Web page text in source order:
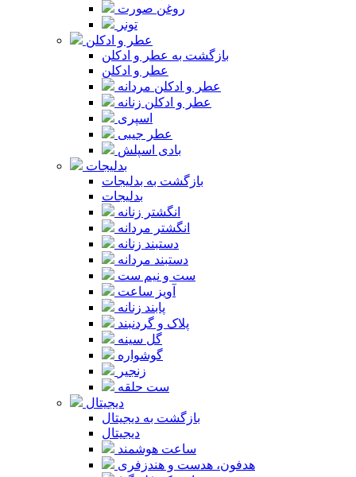
روغن صورت
تونر
عطر و ادکلن
بازگشت به عطر و ادکلن
عطر و ادکلن
عطر و ادکلن مردانه
عطر و ادکلن زنانه
اسپری
عطر جیبی
بادی اسپلش
بدلیجات
بازگشت به بدلیجات
بدلیجات
انگشتر زنانه
انگشتر مردانه
دستبند زنانه
دستبند مردانه
ست و نیم ست
آویز ساعت
پابند زنانه
پلاک و گردنبند
گل سینه
گوشواره
زنجیر
ست حلقه
دیجیتال
بازگشت به دیجیتال
دیجیتال
ساعت هوشمند
هدفون، هدست و هندزفری